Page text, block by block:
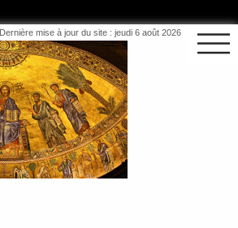
Dernière mise à jour du site : jeudi 6 août 2026